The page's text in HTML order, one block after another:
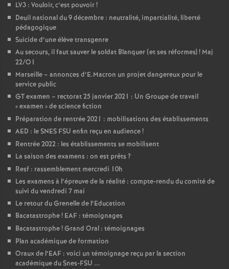
LV3 : Vouloir, c’est pouvoir!
Deuil national du 9 décembre : neutralité, impartialité, liberté
pédagogique
Suicide d’une élève transgenre
Au secours, il faut sauver le soldat Blanquer (et ses réformes)! Maj
22/O1
Marseille – annonces d’E.Macron un projet dangereux pour le
service public
GT examen – rectorat 25 janvier 2021 : Un Groupe de travail
«examen » de science fiction
Préparation de rentrée 2021 : mobilisations des établissements
AED : le SNES FSU enfin reçu en audience!
Rentrée 2022 : les établissements se mobilisent
La saison des examens : on est prêts ?
Resf : rassemblement mercredi 10h
Les examens à l’épreuve de la réalité : compte-rendu du comité de
suivi du vendredi 7 mai
Le retour du Grenelle de l’Education
Bacatastrophe! EAF : témoignages
Bacatastrophe! Grand Oral : témoignages
Plan académique de formation
Oraux de l’EAF : voici un témoignage reçu par la section
académique du Snes-FSU ...